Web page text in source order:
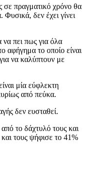
σε πραγματικό χρόνο θα
δεν έχει γίνει
πει πως για όλα
αφήγημα το οποίο είναι
να καλύπτουν με
μία εύφλεκτη
από πεύκα.
δεν ευσταθεί.
το δάχτυλό τους και
τους ψήφισε το 41%